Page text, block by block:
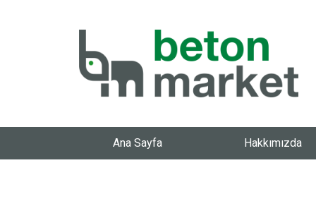
Ana Sayfa Hakkımızda